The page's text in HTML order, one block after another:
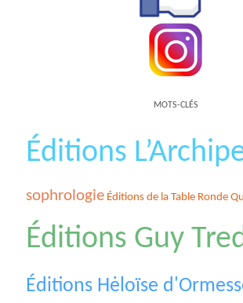
MOTS-CLÉS
Éditions
sophrologie Éditions de la Table Ronde
Éditions Guy
Éditions Hėloïse